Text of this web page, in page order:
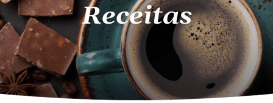
Locação e vendas de máquinas de café
Insumos para máquinas de café
Manutenção e oficina
Terceirização
Export
Nossas marcas
Produtos
Receitas